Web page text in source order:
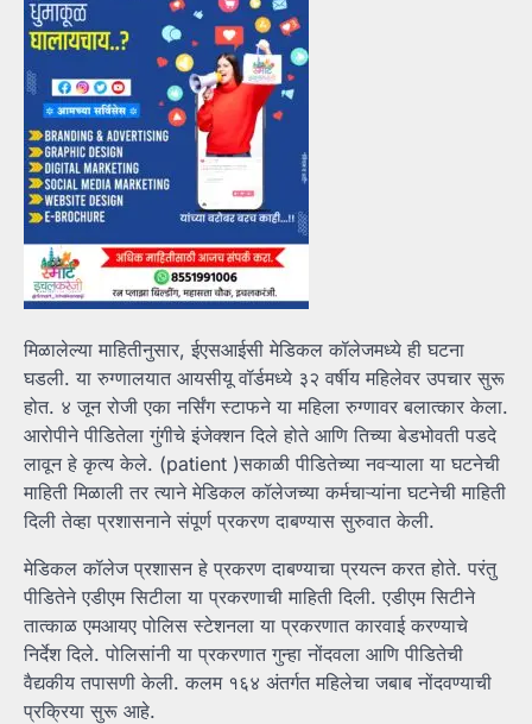
मिळालेल्या माहितीनुसार, ईएसआईसी मेडिकल कॉलेजमध्ये ही घटना
घडली. या रुग्णालयात आयसीयू वॉर्डमध्ये ३२ वर्षीय महिलेवर उपचार सुरू
होत. ४ जून रोजी एका नर्सिंग स्टाफने या महिला रुग्णावर बलात्कार केला.
आरोपीने पीडितेला गुंगीचे इंजेक्शन दिले होते आणि तिच्या बेडभोवती पडदे
लावून हे कृत्य केले. (patient )सकाळी पीडितेच्या नवऱ्याला या घटनेची
माहिती मिळाली तर त्याने मेडिकल कॉलेजच्या कर्मचाऱ्यांना घटनेची माहिती
दिली तेव्हा प्रशासनाने संपूर्ण प्रकरण दाबण्यास सुरुवात केली.
मेडिकल कॉलेज प्रशासन हे प्रकरण दाबण्याचा प्रयत्न करत होते. परंतु
पीडितेने एडीएम सिटीला या प्रकरणाची माहिती दिली. एडीएम सिटीने
तात्काळ एमआयए पोलिस स्टेशनला या प्रकरणात कारवाई करण्याचे
निर्देश दिले. पोलिसांनी या प्रकरणात गुन्हा नोंदवला आणि पीडितेची
वैद्यकीय तपासणी केली. कलम १६४ अंतर्गत महिलेचा जबाब नोंदवण्याची
प्रक्रिया सुरू आहे.